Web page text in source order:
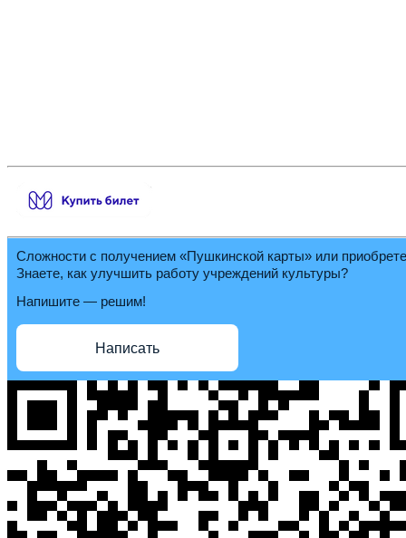
Сложности с получением «Пушкинской карты» или
Знаете, как улучшить работу учреждений культуры?
Напишите — решим!
Написать